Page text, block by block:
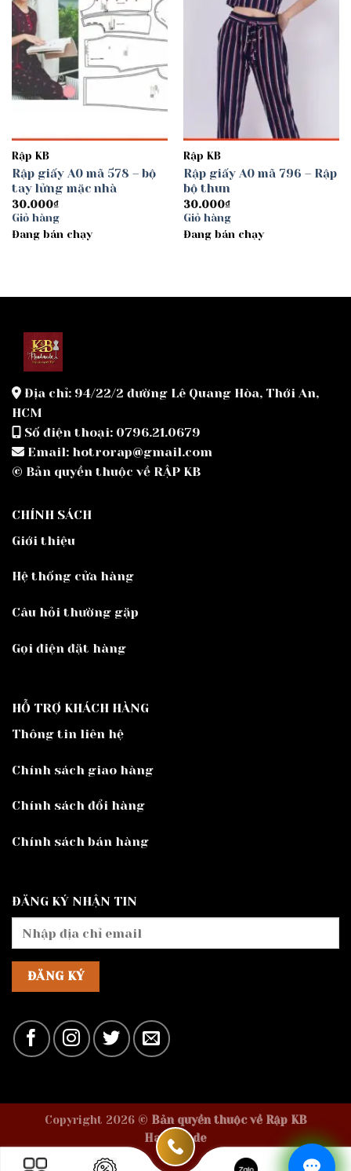
Rập KB
Rập giấy A0 mã 578 – bộ
tay lửng mặc nhà
30.000₫
Giỏ hàng
Đang bán chạy
Rập KB
Rập giấy A0 mã 796 – Rập
bộ thun
30.000₫
Giỏ hàng
Đang bán chạy
Địa chỉ: 94/22/2 đường Lê Quang Hòa, Thới An,
HCM
Số điện thoại: 0796.21.0679
Email: hotrorap@gmail.com
© Bản quyền thuộc về RẬP KB
CHÍNH SÁCH
Giới thiệu
Hệ thống cửa hàng
Câu hỏi thường gặp
Gọi điện đặt hàng
HỖ TRỢ KHÁCH HÀNG
Thông tin liên hệ
Chính sách giao hàng
Chính sách đổi hàng
Chính sách bán hàng
ĐĂNG KÝ NHẬN TIN
Copyright 2026 © Bản quyền thuộc về Rập KB
Handmade